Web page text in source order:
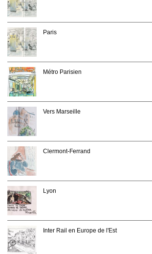
Paris
Métro Parisien
Vers Marseille
Clermont-Ferrand
Lyon
Inter Rail en Europe de l'Est